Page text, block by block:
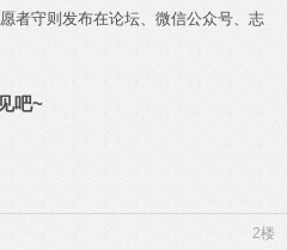
者守则发布在论坛、微信公众号、志
吧~
2楼